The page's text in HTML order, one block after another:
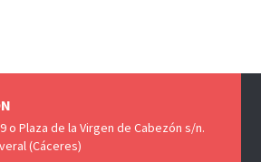
o Plaza de la Virgen de Cabezón s/n.
(Cáceres)